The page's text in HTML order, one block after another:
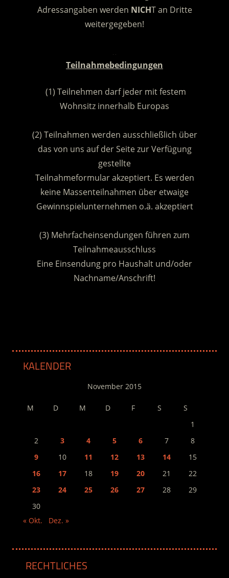
Adressangaben werden NICHT an Dritte
weitergegeben!
Teilnahmebedingungen
(1) Teilnehmen darf jeder mit festem
Wohnsitz innerhalb Europas
(2) Teilnahmen werden ausschließlich über
das von uns auf der Seite zur Verfügung
gestellte
Teilnahmeformular akzeptiert. Es werden
keine Massenteilnahmen über etwaige
Gewinnspielunternehmen o.ä. akzeptiert
(3) Mehrfacheinsendungen führen zum
Teilnahmeausschluss
Eine Einsendung pro Haushalt und/oder
Nachname/Anschrift!
KALENDER
November 2015
M D M D F S
S
1
2
3 4 5 6 7
8
9
10 11 12 13 14
15
16
17 18 19 20 21
22
23
24 25 26 27 28
29
30
« Okt.
Dez. »
RECHTLICHES